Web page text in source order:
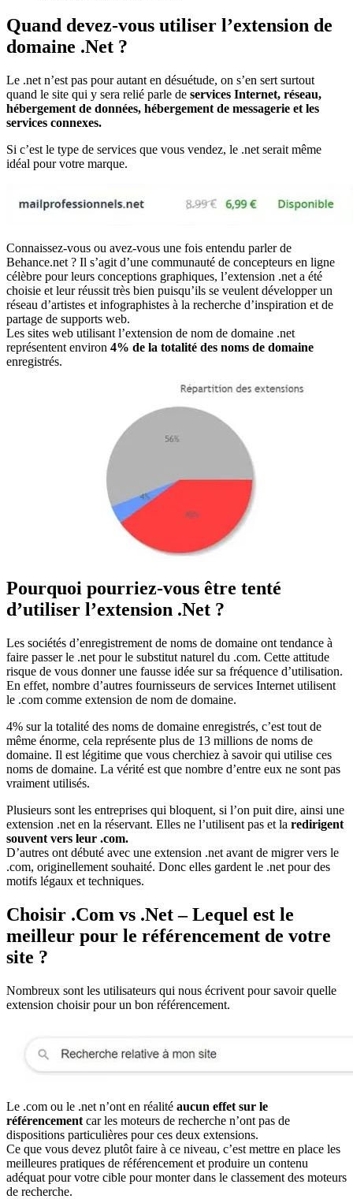
Quand devez-vous utiliser l’extension de
domaine .Net ?
Le .net n’est pas pour autant en désuétude, on s’en sert surtout
quand le site qui y sera relié parle de services Internet, réseau,
hébergement de données, hébergement de messagerie et les
services connexes.
Si c’est le type de services que vous vendez, le .net serait même
idéal pour votre marque.
Connaissez-vous ou avez-vous une fois entendu parler de
Behance.net ? Il s’agit d’une communauté de concepteurs en ligne
célèbre pour leurs conceptions graphiques, l’extension .net a été
choisie et leur réussit très bien puisqu’ils se veulent développer un
réseau d’artistes et infographistes à la recherche d’inspiration et de
partage de supports web.
Les sites web utilisant l’extension de nom de domaine .net
représentent environ 4% de la totalité des noms de domaine
enregistrés.
Pourquoi pourriez-vous être tenté
d’utiliser l’extension .Net ?
Les sociétés d’enregistrement de noms de domaine ont tendance à
faire passer le .net pour le substitut naturel du .com. Cette attitude
risque de vous donner une fausse idée sur sa fréquence d’utilisation.
En effet, nombre d’autres fournisseurs de services Internet utilisent
le .com comme extension de nom de domaine.
4% sur la totalité des noms de domaine enregistrés, c’est tout de
même énorme, cela représente plus de 13 millions de noms de
domaine. Il est légitime que vous cherchiez à savoir qui utilise ces
noms de domaine. La vérité est que nombre d’entre eux ne sont pas
vraiment utilisés.
Plusieurs sont les entreprises qui bloquent, si l’on puit dire, ainsi une
extension .net en la réservant. Elles ne l’utilisent pas et la redirigent
souvent vers leur .com.
D’autres ont débuté avec une extension .net avant de migrer vers le
.com, originellement souhaité. Donc elles gardent le .net pour des
motifs légaux et techniques.
Choisir .Com vs .Net – Lequel est le
meilleur pour le référencement de votre
site ?
Nombreux sont les utilisateurs qui nous écrivent pour savoir quelle
extension choisir pour un bon référencement.
Le .com ou le .net n’ont en réalité aucun effet sur le
référencement car les moteurs de recherche n’ont pas de
dispositions particulières pour ces deux extensions.
Ce que vous devez plutôt faire à ce niveau, c’est mettre en place les
meilleures pratiques de référencement et produire un contenu
adéquat pour votre cible pour monter dans le classement des moteurs
de recherche.